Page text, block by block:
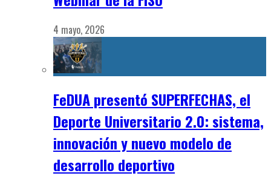
4 mayo, 2026
FeDUA presentó SUPERFECHAS, el
Deporte Universitario 2.0: sistema,
innovación y nuevo modelo de
desarrollo deportivo